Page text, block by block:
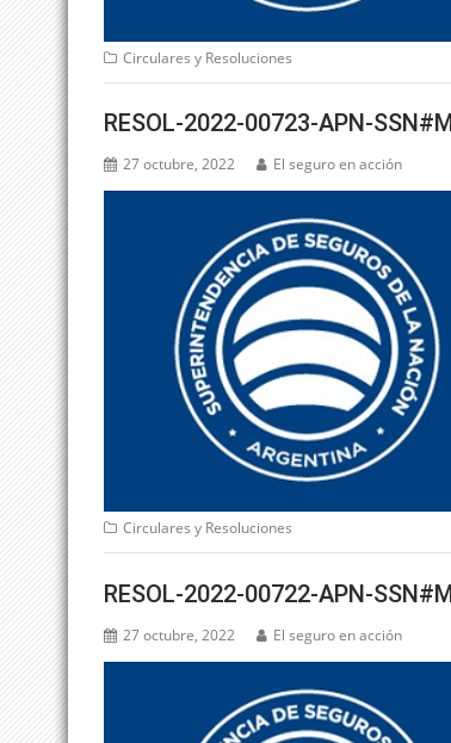
Circulares y Resoluciones
RESOL-2022-00723-APN-
27 octubre, 2022 El seguro en acción
Circulares y Resoluciones
RESOL-2022-00722-APN-
27 octubre, 2022 El seguro en acción